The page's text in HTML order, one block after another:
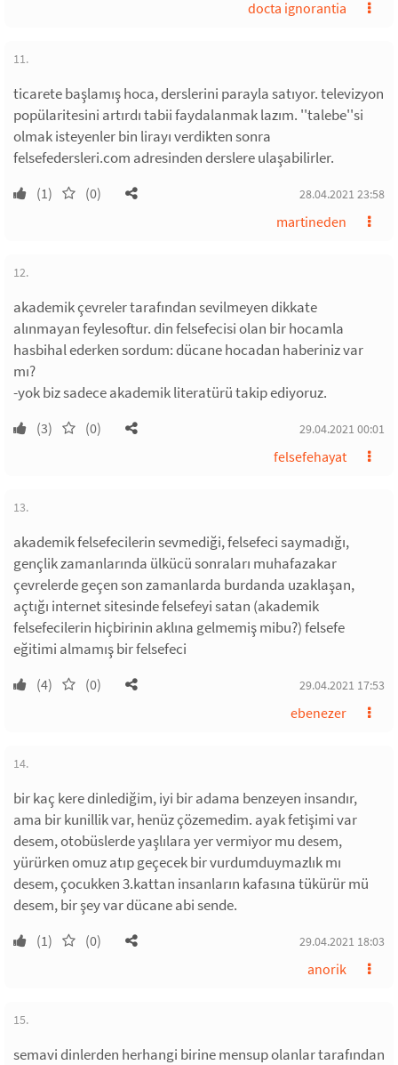
docta ignorantia
11.
ticarete başlamış hoca, derslerini parayla satıyor. televizyon
popülaritesini artırdı tabii faydalanmak lazım. ''talebe''si
olmak isteyenler bin lirayı verdikten sonra
felsefedersleri.com adresinden derslere ulaşabilirler.
(1) (0) 28.04.2021 23:58
martineden
12.
akademik çevreler tarafından sevilmeyen dikkate
alınmayan feylesoftur. din felsefecisi olan bir hocamla
hasbihal ederken sordum: dücane hocadan haberiniz var
mı?
-yok biz sadece akademik literatürü takip ediyoruz.
(3) (0) 29.04.2021 00:01
felsefehayat
13.
akademik felsefecilerin sevmediği, felsefeci saymadığı,
gençlik zamanlarında ülkücü sonraları muhafazakar
çevrelerde geçen son zamanlarda burdanda uzaklaşan,
açtığı internet sitesinde felsefeyi satan (akademik
felsefecilerin hiçbirinin aklına gelmemiş mibu?) felsefe
eğitimi almamış bir felsefeci
(4) (0) 29.04.2021 17:53
ebenezer
14.
bir kaç kere dinlediğim, iyi bir adama benzeyen insandır,
ama bir kunillik var, henüz çözemedim. ayak fetişimi var
desem, otobüslerde yaşlılara yer vermiyor mu desem,
yürürken omuz atıp geçecek bir vurdumduymazlık mı
desem, çocukken 3.kattan insanların kafasına tükürür mü
desem, bir şey var dücane abi sende.
(1) (0) 29.04.2021 18:03
anorik
15.
semavi dinlerden herhangi birine mensup olanlar tarafından